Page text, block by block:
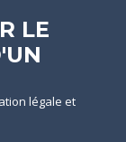
LE
légale et